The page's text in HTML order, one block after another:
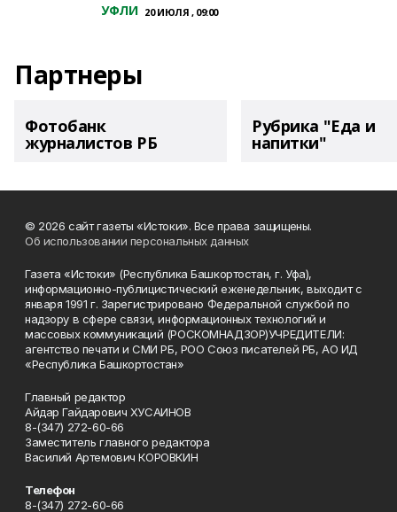
УФЛИ 20 ИЮЛЯ , 09:00
Партнеры
Фотобанк
журналистов РБ
Рубрика "Еда и
напитки"
© 2026 сайт газеты «Истоки». Все права защищены.
Об использовании персональных данных
Газета «Истоки» (Республика Башкортостан, г. Уфа),
информационно-публицистический еженедельник, выходит с
января 1991 г. Зарегистрировано Федеральной службой по
надзору в сфере связи, информационных технологий и
массовых коммуникаций (РОСКОМНАДЗОР)УЧРЕДИТЕЛИ:
агентство печати и СМИ РБ, РОО Союз писателей РБ, АО ИД
«Республика Башкортостан»
Главный редактор
Айдар Гайдарович ХУСАИНОВ
8-(347) 272-60-66
Заместитель главного редактора
Василий Артемович КОРОВКИН
Телефон
8-(347) 272-60-66